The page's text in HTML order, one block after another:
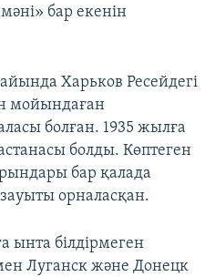
бар екенін
Харьков Ресейдегі
мойындаған
болған. 1935 жылға
болды. Көптеген
бар қалада
орналасқан.
ынта білдірмеген
Луганск және Донецк